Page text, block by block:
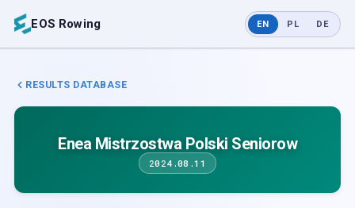
EOS Rowing EN PL DE
RESULTS DATABASE
Enea Mistrzostwa Polski Seniorow
2024.08.11